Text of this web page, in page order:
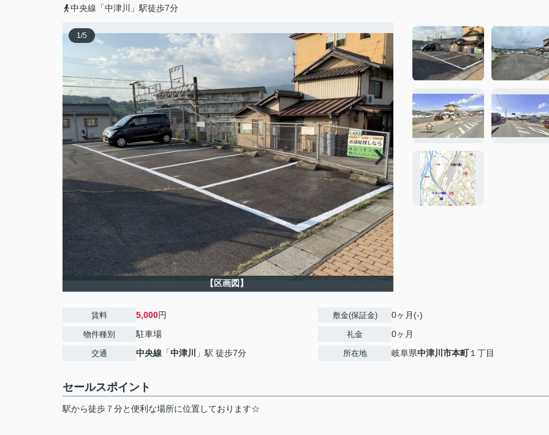
中央線「中津川」駅徒歩7分
1/5
【区画図】
賃料 5,000円
物件種別 駐車場
交通 中央線 「中津川 」駅 徒歩7分
敷金(保証金) 0ヶ月(-)
礼金 0ヶ月
所在地 岐阜県中津川市本町１丁目
セールスポイント
駅から徒歩７分と便利な場所に位置しております☆